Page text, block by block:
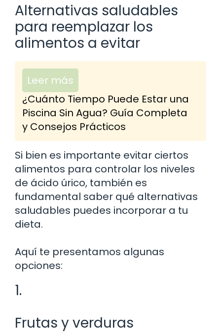
Alternativas saludables
para reemplazar los
alimentos a evitar
Leer más
¿Cuánto Tiempo Puede Estar una
Piscina Sin Agua? Guía Completa
y Consejos Prácticos
Si bien es importante evitar ciertos
alimentos para controlar los niveles
de ácido úrico, también es
fundamental saber qué alternativas
saludables puedes incorporar a tu
dieta.
Aquí te presentamos algunas
opciones:
1.
Frutas y verduras